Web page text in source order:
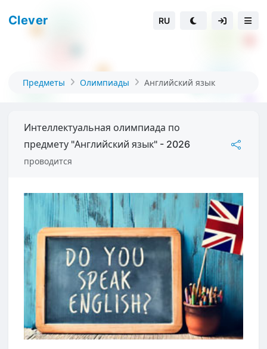
Clever RU
Предметы Олимпиады Английский язык
Интеллектуальная олимпиада по
предмету "Английский язык" - 2026
проводится